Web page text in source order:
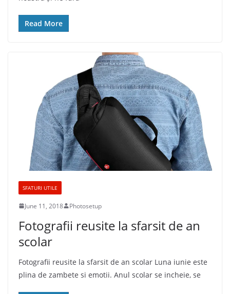
Read More
SFATURI UTILE
June 11, 2018 Photosetup
Fotografii reusite la sfarsit de an
scolar
Fotografii reusite la sfarsit de an scolar Luna iunie este
plina de zambete si emotii. Anul scolar se incheie, se